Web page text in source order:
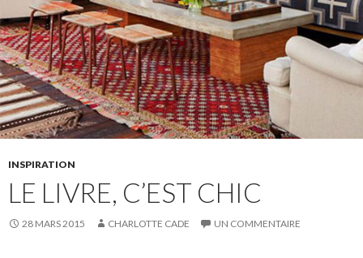
INSPIRATION
LE LIVRE, C’EST CHIC
28 MARS 2015 CHARLOTTE CADE UN COMMENTAIRE